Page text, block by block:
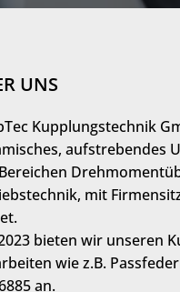
UNS
Kupplungstechnik
aufstrebendes
mit
bieten wir unseren
wie z.B.
an.